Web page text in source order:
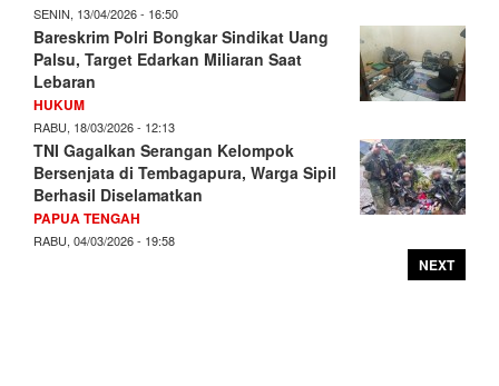
SENIN, 13/04/2026 - 16:50
Bareskrim Polri Bongkar Sindikat Uang
Palsu, Target Edarkan Miliaran Saat
Lebaran
HUKUM
RABU, 18/03/2026 - 12:13
TNI Gagalkan Serangan Kelompok
Bersenjata di Tembagapura, Warga Sipil
Berhasil Diselamatkan
PAPUA TENGAH
RABU, 04/03/2026 - 19:58
NEXT